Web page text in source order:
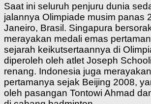
Saat ini seluruh penjuru dunia
jalannya Olimpiade musim panas
Janeiro, Brasil. Singapura
merayakan medali emas
sejarah keikutsertaannya di
diperoleh oleh atlet Joseph
renang. Indonesia juga
pertamanya sejak Beijing 2008,
oleh pasangan Tontowi Ahmad